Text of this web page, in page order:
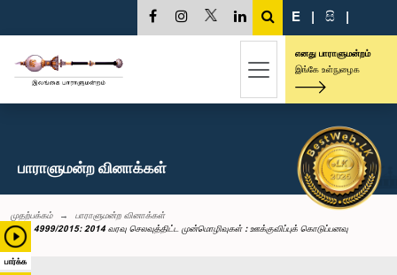
பார்க்க
E | සි |
எனது பாராளுமன்றம்
இங்கே உள்நுழைக
பாராளுமன்ற வினாக்கள்
முதற்பக்கம்
பாராளுமன்ற வினாக்கள்
4999/2015: 2014 வரவு செலவுத்திட்ட முன்மொழிவுகள் : ஊக்குவிப்புக் கொடுப்பனவு